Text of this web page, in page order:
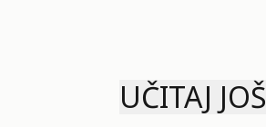
UČITAJ JOŠ